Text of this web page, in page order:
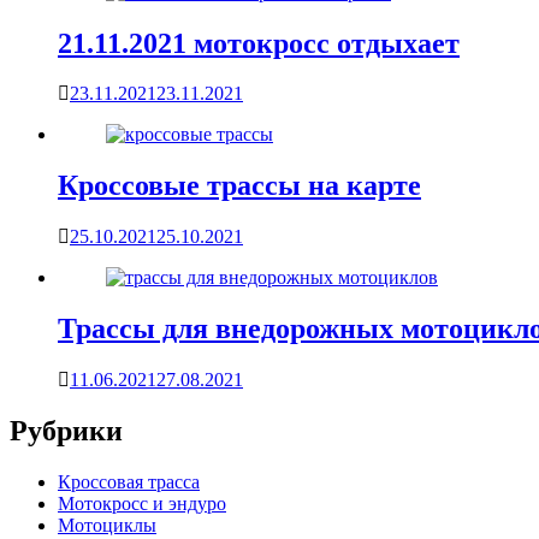
21.11.2021 мотокросс отдыхает
23.11.202123.11.2021
Кроссовые трассы на карте
25.10.2021 25.10.2021
Трассы для внедорожных
11.06.2021 27.08.2021
Рубрики
Кроссовая трасса
Мотокросс и эндуро
Мотоциклы